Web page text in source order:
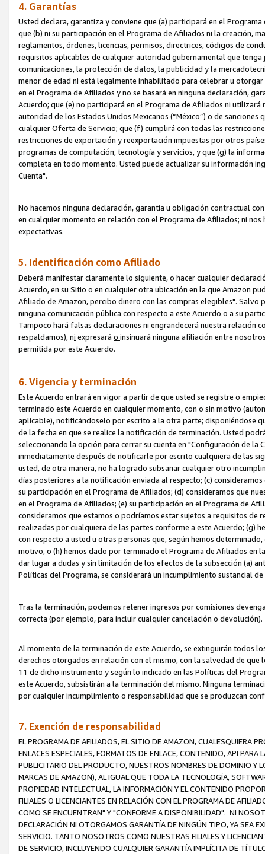
4. Garantías
Usted declara, garantiza y conviene que (a) participará en el
que (b) ni su participación en el Programa de Afiliados ni la creación,
reglamentos, órdenes, licencias, permisos, directrices, códigos de
requisitos aplicables de cualquier autoridad gubernamental que
comunicaciones, la protección de datos, la publicidad y la
menor de edad ni está legalmente inhabilitado para celebrar u
en el Programa de Afiliados y no se basará en ninguna declaración,
Acuerdo; que (e) no participará en el Programa de Afiliados ni
autoridad de los Estados Unidos Mexicanos (“México”) o de
cualquier Oferta de Servicio; que (f) cumplirá con todas las
restricciones de exportación y reexportación impuestas por otros
programas de computación, tecnología y servicios, y que (g) la
completa en todo momento. Usted puede actualizar su información
Cuenta".
No hacemos ninguna declaración, garantía u obligación contractual
en cualquier momento en relación con el Programa de Afiliados; ni
expectativas.
5. Identificación como Afiliado
Deberá manifestar claramente lo siguiente, o hacer cualquier
Acuerdo, en su Sitio o en cualquier otra ubicación en la que Amazon
Afiliado de Amazon, percibo dinero con las compras elegibles". Salvo
ninguna comunicación pública con respecto a este Acuerdo o a su
Tampoco hará falsas declaraciones ni engrandecerá nuestra relación
respaldamos), ni expresará o insinuará ninguna afiliación entre
permitida por este Acuerdo.
6. Vigencia y terminación
Este Acuerdo entrará en vigor a partir de que usted se registre o
terminado este Acuerdo en cualquier momento, con o sin motivo
aplicable), notificándoselo por escrito a la otra parte; disponiéndose
de la fecha en que se realice la notificación de terminación. Usted
seleccionando la opción para cerrar su cuenta en "Configuración de
inmediatamente después de notificarle por escrito cualquiera de las
usted, de otra manera, no ha logrado subsanar cualquier otro
días posteriores a la notificación enviada al respecto; (c)
su participación en el Programa de Afiliados; (d) consideramos que
en el Programa de Afiliados; (e) su participación en el Programa de
consideramos que estamos o podríamos estar sujetos a requisitos de
realizadas por cualquiera de las partes conforme a este Acuerdo; (g)
con respecto a usted u otras personas que, según hemos
motivo, o (h) hemos dado por terminado el Programa de Afiliados en
dar lugar a dudas y sin limitación de los efectos de la subsección (a)
Políticas del Programa, se considerará un incumplimiento sustancial
Tras la terminación, podemos retener ingresos por comisiones
correcta (por ejemplo, para incluir cualquier cancelación o devolución).
Al momento de la terminación de este Acuerdo, se extinguirán todos
derechos otorgados en relación con el mismo, con la salvedad de
11 de dicho instrumento y según lo indicado en las Políticas del
este Acuerdo, subsistirán a la terminación del mismo. Ninguna
por cualquier incumplimiento o responsabilidad que se produzcan
7. Exención de responsabilidad
EL PROGRAMA DE AFILIADOS, EL SITIO DE AMAZON, CUALESQUIERA
ENLACES ESPECIALES, FORMATOS DE ENLACE, CONTENIDO, API
PUBLICITARIO DEL PRODUCTO, NUESTROS NOMBRES DE DOMINIO Y
MARCAS DE AMAZON), AL IGUAL QUE TODA LA TECNOLOGÍA,
PROPIEDAD INTELECTUAL, LA INFORMACIÓN Y EL CONTENIDO
FILIALES O LICENCIANTES EN RELACIÓN CON EL PROGRAMA DE
COMO SE ENCUENTRAN" Y "CONFORME A DISPONIBILIDAD". NI
DECLARACIÓN NI OTORGAMOS GARANTÍA DE NINGÚN TIPO, YA SEA
SERVICIO. TANTO NOSOTROS COMO NUESTRAS FILIALES Y
DE SERVICIO, INCLUYENDO CUALQUIER GARANTÍA IMPLÍCITA DE